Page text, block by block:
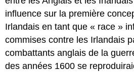
influence sur la première
Irlandais en tant que « race »
commises contre les Irlandais
combattants anglais de la
des années 1600 se